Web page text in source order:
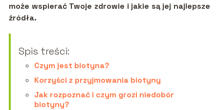
może wspierać Twoje zdrowie i jakie są jej najlepsze
źródła.
Spis treści:
Czym jest biotyna?
Korzyści z przyjmowania biotyny
Jak rozpoznać i czym grozi niedobór
biotyny?